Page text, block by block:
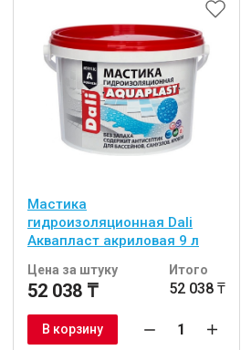
Мастика
гидроизоляционная Dali
Аквапласт акриловая 9 л
Цена за штуку
52 038 ₸
Итого
52 038 ₸
В корзину